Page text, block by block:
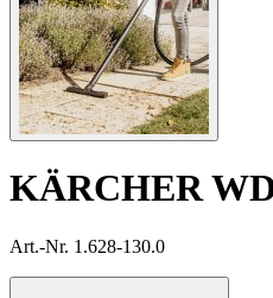
KÄRCHER
Art.-Nr. 1.628-130.0